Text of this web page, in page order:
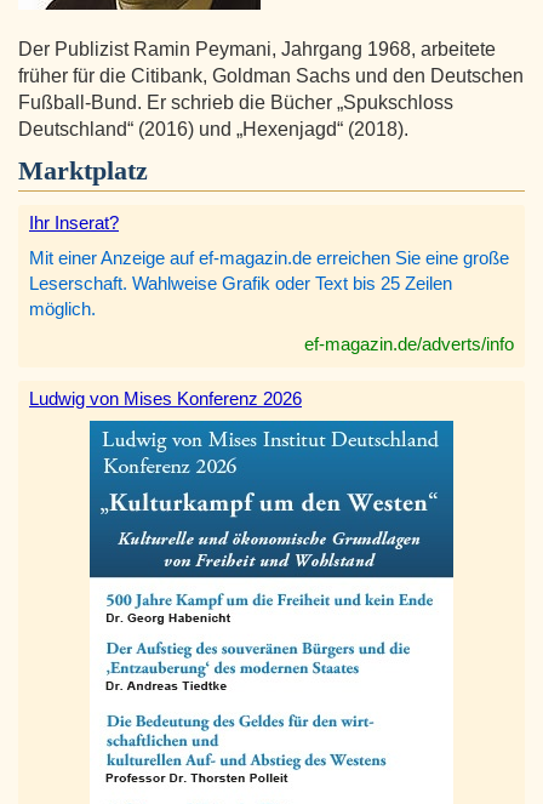
Der Publizist Ramin Peymani, Jahrgang 1968, arbeitete
früher für die Citibank, Goldman Sachs und den Deutschen
Fußball-Bund. Er schrieb die Bücher „Spukschloss
Deutschland“ (2016) und „Hexenjagd“ (2018).
Marktplatz
Ihr Inserat?
Mit einer Anzeige auf ef-magazin.de erreichen Sie eine große
Leserschaft. Wahlweise Grafik oder Text bis 25 Zeilen
möglich.
ef-magazin.de/adverts/info
Ludwig von Mises Konferenz 2026